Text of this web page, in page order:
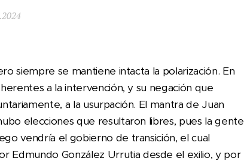
siempre se mantiene intacta la polarización. En
a la intervención, y su negación que
a la usurpación. El mantra de Juan
elecciones que resultaron libres, pues la gente
vendría el gobierno de transición, el cual
Edmundo González Urrutia desde el exilio, y por